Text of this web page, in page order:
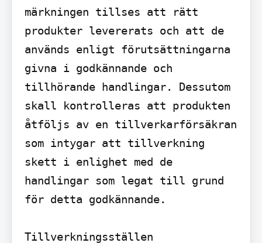
märkningen tillses att rätt
produkter levererats och att de
används enligt förutsättningarna
givna i godkännande och
tillhörande handlingar. Dessutom
skall kontrolleras att produkten
åtföljs av en tillverkarförsäkran
som intygar att tillverkning
skett i enlighet med de
handlingar som legat till grund
för detta godkännande.
Tillverkningsställen